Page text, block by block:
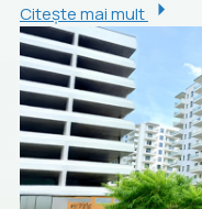
Citește mai mult